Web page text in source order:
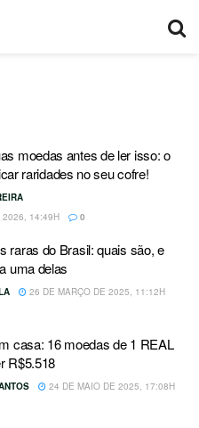
moedas antes de ler isso: o
raridades no seu cofre!
2026, 14:49H
0
raras do Brasil: quais são, e
uma delas
26 DE MARÇO DE 2025, 11:12H
casa: 16 moedas de 1 REAL
R$5.518
24 DE MAIO DE 2025, 17:08H